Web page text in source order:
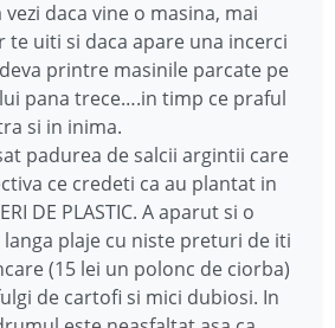
daca vine o masina, mai
te uiti si daca apare una incerci
printre masinile parcate pe
pana trece….in timp ce praful
si in inima.
padurea de salcii argintii care
ce credeti ca au plantat in
DE PLASTIC. A aparut si o
plaje cu niste preturi de iti
(15 lei un polonc de ciorba)
de cartofi si mici dubiosi. In